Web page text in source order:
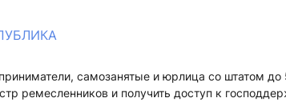
самозанятые и юрлица со штатом до
ремесленников и получить доступ к